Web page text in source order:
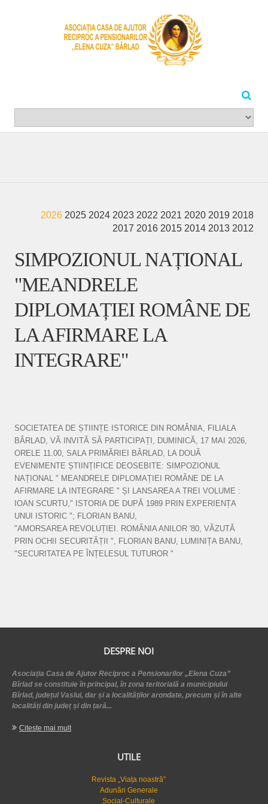
2026 2025 2024 2023 2022 2021 2020 2019 2018
2017 2016 2015 2014 2013 2012
SIMPOZIONUL NAȚIONAL
"MEANDRELE
DIPLOMAȚIEI ROMÂNE DE
LA AFIRMARE LA
INTEGRARE"
SOCIETATEA DE ȘTIINȚE ISTORICE DIN ROMÂNIA, FILIALA
BÂRLAD, VĂ INVITĂ SĂ PARTICIPAȚI, DUMINICĂ, 17 MAI 2026,
ORELE 11.00, SALA PRIMĂRIEI BÂRLAD, LA DOUĂ
EVENIMENTE ȘTIINȚIFICE DEOSEBITE: SIMPOZIONUL
NAȚIONAL " MEANDRELE DIPLOMAȚIEI ROMÂNE DE LA
AFIRMARE LA INTEGRARE " ȘI LANSAREA A TREI VOLUME :
IOAN SCURTU," ISTORIA DE DUPĂ 1989 PRIN EXPERIENȚA
UNUI ISTORIC "; FLORIAN BANU,
"AMORSAREA REVOLUȚIEI. ROMÂNIA ANILOR '80, VĂZUTĂ
PRIN OCHII SECURITĂȚII ", FLORIAN BANU, LUMINIȚA BANU,
"SECURITATEA PE ÎNȚELESUL TUTUROR "
DESPRE NOI
Asociația Casa de Ajutor Reciproc a Pensionarilor „Elena Cuza”
Bîrlad se constituie în principal, în zona teritorială a municipiului
Bîrlad, județul Vaslui, dar și a localităților arondate, precum și în alte
localități din județ și din țară...
Citeste mai mult
UTILE
Revista „Viața noastră”
Adunări Generale
Social-Culturale